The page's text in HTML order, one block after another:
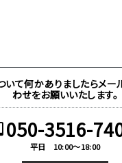
いて何かありましたらメー
わせをお願いいたします。
050-3516-
平日 10:00～18:00